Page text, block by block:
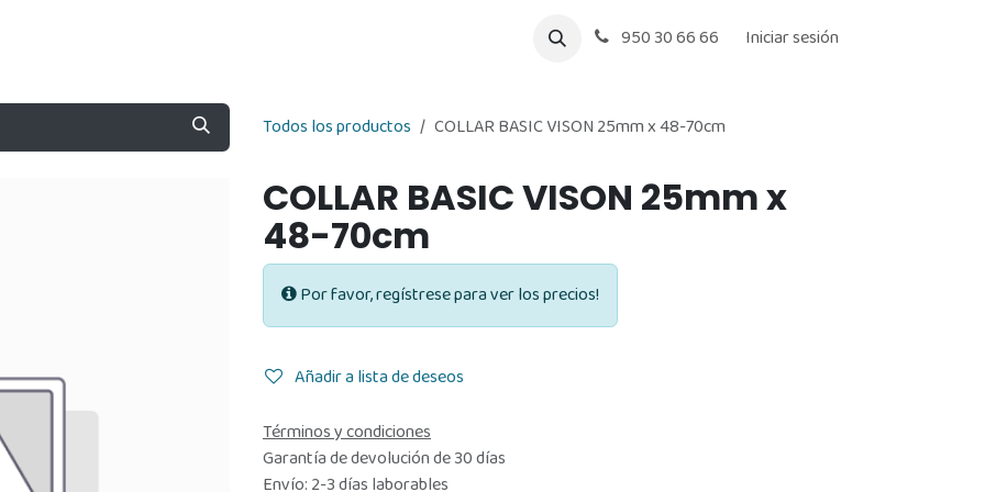
950 30 66 66 Iniciar sesión
Todos los productos COLLAR BASIC VISON 25mm x 48-70cm
COLLAR BASIC VISON 25mm x
48-70cm
Por favor, regístrese para ver los precios!
Añadir a lista de deseos
Términos y condiciones
Garantía de devolución de 30 días
Envío: 2-3 días laborables